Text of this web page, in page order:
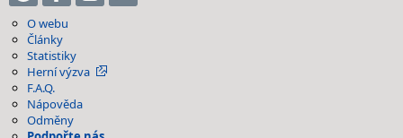
O webu
Články
Statistiky
Herní výzva
F.A.Q.
Nápověda
Odměny